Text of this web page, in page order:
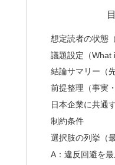
想定読者の状態
議題設定（What
結論サマリー（
前提整理（事実
日本企業に共通
制約条件
選択肢の列挙（
A：違反回避を